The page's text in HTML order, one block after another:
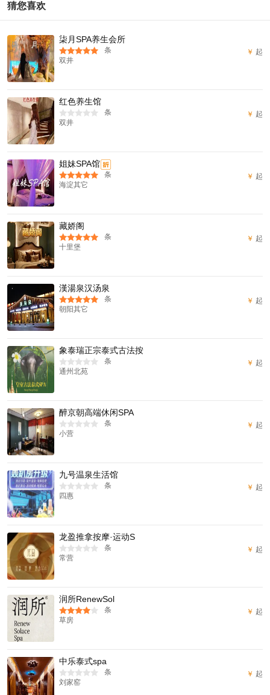
猜您喜欢
柒月SPA养生会所
条
双井
￥ 起
红色养生馆
条
双井
￥ 起
姐妹SPA馆折
条
海淀其它
￥ 起
藏娇阁
条
十里堡
￥ 起
漢湯泉汉汤泉
条
朝阳其它
￥ 起
象泰瑞正宗泰式古法按
条
通州北苑
￥ 起
醉京朝高端休闲SPA
条
小营
￥ 起
九号温泉生活馆
条
四惠
￥ 起
龙盈推拿按摩·运动S
条
常营
￥ 起
润所RenewSol
条
草房
￥ 起
中乐泰式spa
条
刘家窑
￥ 起